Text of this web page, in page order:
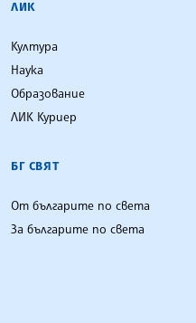
ЛИК
Култура
Наука
Образование
ЛИК Куриер
БГ СВЯТ
От българите по света
За българите по света